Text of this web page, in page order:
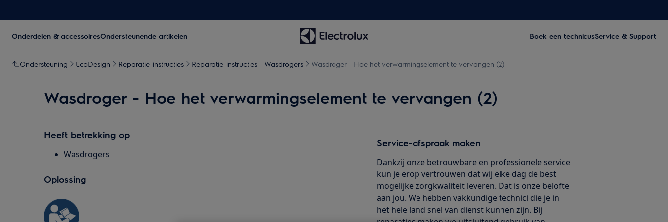
Onderdelen & accessoiresOndersteunende artikelen Boek een technicusService & Support
Ondersteuning EcoDesign Reparatie-instructies Reparatie-instructies - Wasdrogers Wasdroger - Hoe het verwarmingselement te vervangen (2)
Wasdroger - Hoe het verwarmingselement te vervangen (2)
Heeft betrekking op
Wasdrogers
Oplossing
Service-afspraak maken
Dankzij onze betrouwbare en professionele service
kun je erop vertrouwen dat wij elke dag de best
mogelijke zorgkwaliteit leveren. Dat is onze belofte
aan jou. We hebben vakkundige technici die je in
het hele land snel van dienst kunnen zijn. Bij